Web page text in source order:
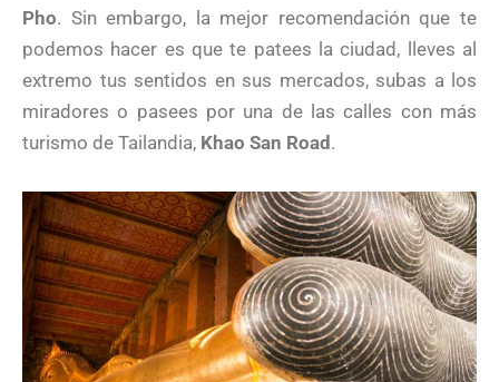
Pho. Sin embargo, la mejor recomendación que te
podemos hacer es que te patees la ciudad, lleves al
extremo tus sentidos en sus mercados, subas a los
miradores o pasees por una de las calles con más
turismo de Tailandia, Khao San Road .